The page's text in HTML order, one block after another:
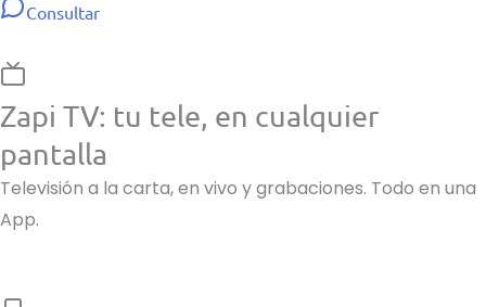
Consultar
Zapi TV: tu tele, en cualquier
pantalla
Televisión a la carta, en vivo y grabaciones. Todo en una
App.